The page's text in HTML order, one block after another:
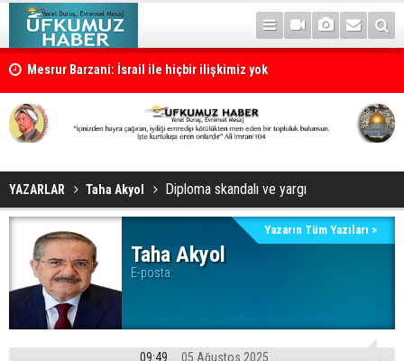
Mesrur Barzani: İsrail ile hiçbir ilişkimiz yok
Cevdet Yılmaz: Türkiye süreci tamamlanırsa Türkiye yeni bir
YAZARLAR Taha Akyol Diploma skandalı ve yargı
Taha Akyol
E-posta:
Yazarın Tüm Yazıları >
09:49 05 Ağustos 2025